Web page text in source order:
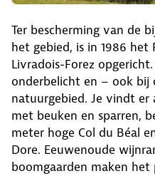
Ter bescherming van de
het gebied, is in 1986 het
Livradois-Forez
onderbelicht en – ook bij
natuurgebied. Je vindt er
met beuken en sparren,
meter hoge Col du Béal
Dore. Eeuwenoude
boomgaarden maken het